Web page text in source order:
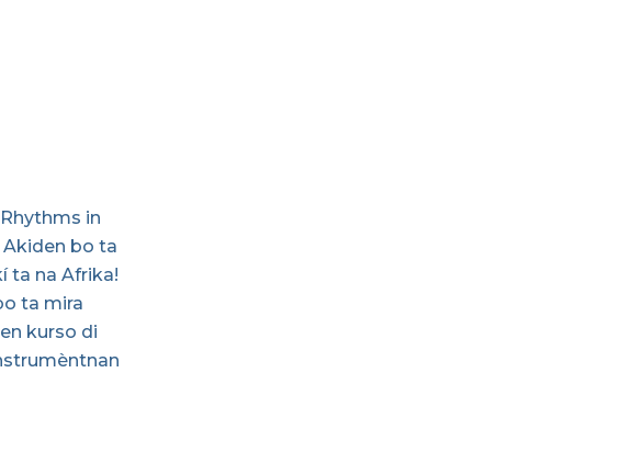
in
Akiden bo ta
ta na Afrika!
ta mira
kurso di